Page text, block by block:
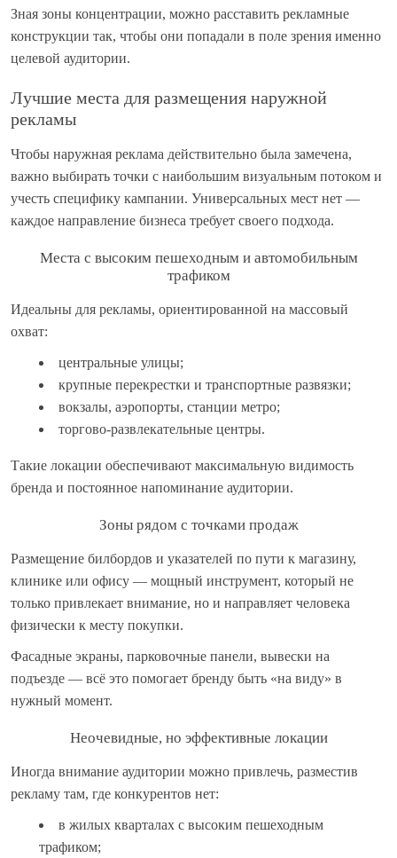
Зная зоны концентрации, можно расставить рекламные
конструкции так, чтобы они попадали в поле зрения именно
целевой аудитории.
Лучшие места для размещения наружной
рекламы
Чтобы наружная реклама действительно была замечена,
важно выбирать точки с наибольшим визуальным потоком и
учесть специфику кампании. Универсальных мест нет —
каждое направление бизнеса требует своего подхода.
Места с высоким пешеходным и автомобильным
трафиком
Идеальны для рекламы, ориентированной на массовый
охват:
центральные улицы;
крупные перекрестки и транспортные развязки;
вокзалы, аэропорты, станции метро;
торгово-развлекательные центры.
Такие локации обеспечивают максимальную видимость
бренда и постоянное напоминание аудитории.
Зоны рядом с точками продаж
Размещение билбордов и указателей по пути к магазину,
клинике или офису — мощный инструмент, который не
только привлекает внимание, но и направляет человека
физически к месту покупки.
Фасадные экраны, парковочные панели, вывески на
подъезде — всё это помогает бренду быть «на виду» в
нужный момент.
Неочевидные, но эффективные локации
Иногда внимание аудитории можно привлечь, разместив
рекламу там, где конкурентов нет:
в жилых кварталах с высоким пешеходным
трафиком;